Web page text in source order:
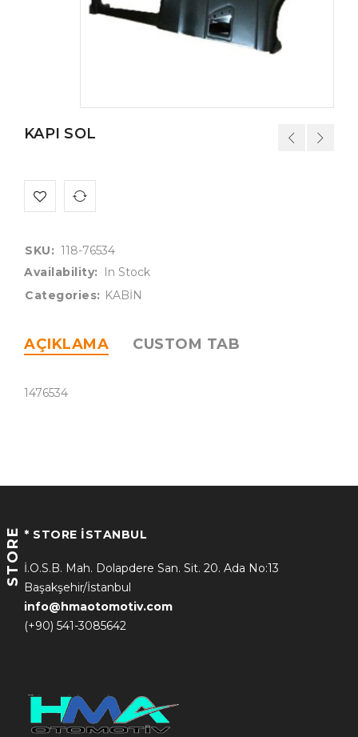
KAPI SOL
SKU: 118-76534
Availability:
In Stock
Categories: KABİN
AÇIKLAMA CUSTOM TAB
1476534
STORE * STORE İSTANBUL
İ.O.S.B. Mah. Dolapdere San. Sit. 20. Ada No:13
Başakşehir/İstanbul
info@hmaotomotiv.com
(+90) 541-3085642